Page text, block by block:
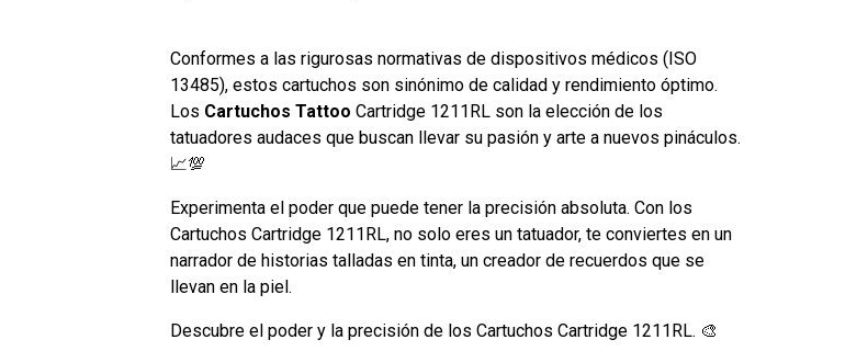
Conformes a las rigurosas normativas de dispositivos médicos (ISO
13485), estos cartuchos son sinónimo de calidad y rendimiento óptimo.
Los Cartuchos Tattoo Cartridge 1211RL son la elección de los
tatuadores audaces que buscan llevar su pasión y arte a nuevos pináculos.
📈💯
Experimenta el poder que puede tener la precisión absoluta. Con los
Cartuchos Cartridge 1211RL, no solo eres un tatuador, te conviertes en un
narrador de historias talladas en tinta, un creador de recuerdos que se
llevan en la piel.
Descubre el poder y la precisión de los Cartuchos Cartridge 1211RL. 🎨